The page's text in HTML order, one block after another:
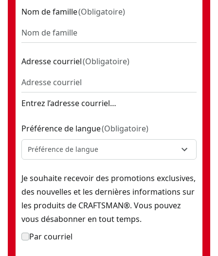
Nom de famille(Obligatoire)
Adresse courriel(Obligatoire)
Entrez l’adresse courriel…
Préférence de langue(Obligatoire)
Préférence de langue
Je souhaite recevoir des promotions exclusives,
des nouvelles et les dernières informations sur
les produits de CRAFTSMAN®. Vous pouvez
vous désabonner en tout temps.
Par courriel